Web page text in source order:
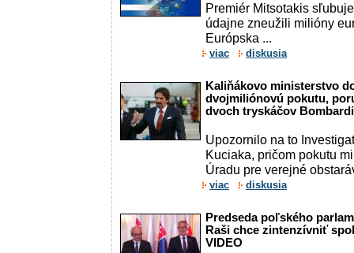
Premiér Mitsotakis
údajne zneužili milióny
Európska ...
viac diskusia
Kaliňákovo ministerstvo
dvojmiliónovú pokutu,
dvoch tryskáčov
Upozornilo na to
Kuciaka, pričom pokutu
Úradu pre verejné
viac diskusia
Predseda poľského
Raši chce zintenzívniť
VIDEO